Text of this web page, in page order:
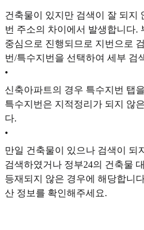
건축물이 있지만 검색이 잘 되지
번 주소의 차이에서 발생합니다.
중심으로 진행되므로 지번으로
번/특수지번을 선택하여 세부 검
•
신축아파트의 경우 특수지번 탭
특수지번은 지적정리가 되지 않
다.
•
만일 건축물이 있으나 검색이 되
검색하였거나 정부24의 건축물
등재되지 않은 경우에 해당합니
산 정보를 확인해주세요.